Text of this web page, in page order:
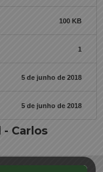
100 KB
1
5 de junho de 2018
5 de junho de 2018
- Carlos